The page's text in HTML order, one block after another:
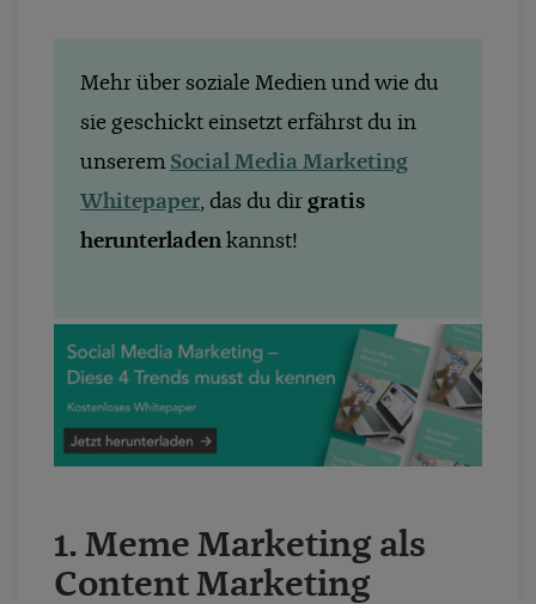
Mehr über soziale Medien und wie du
sie geschickt einsetzt erfährst du in
unserem Social Media Marketing
Whitepaper, das du dir gratis
herunterladen kannst!
1. Meme Marketing als
Content Marketing